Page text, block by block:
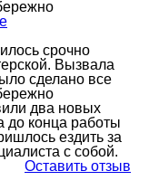
срочно
Вызвала
сделано все
два новых
до конца работы
ездить за
с собой.
Оставить отзыв